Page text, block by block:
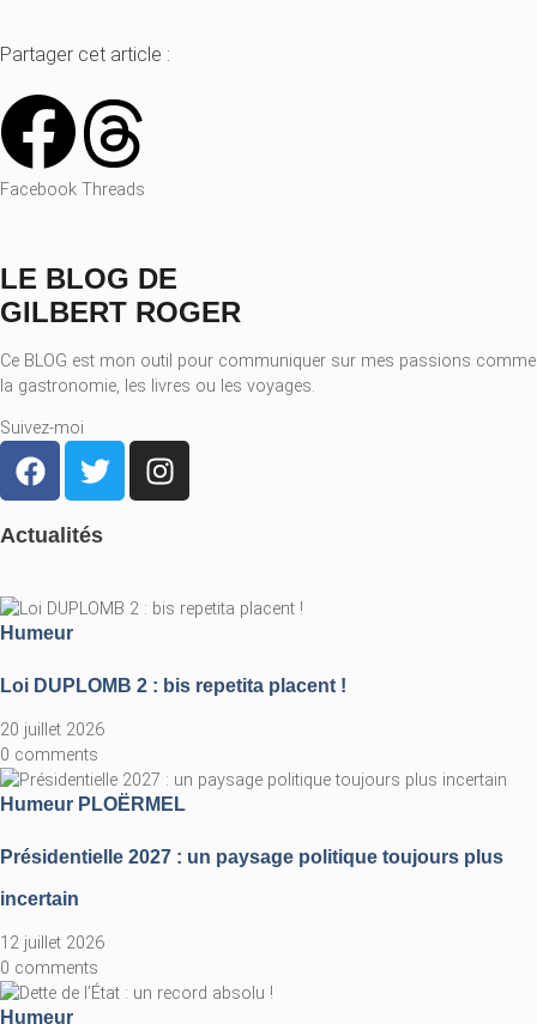
Partager cet article :
Facebook Threads
LE BLOG DE
GILBERT ROGER
Ce BLOG est mon outil pour communiquer sur mes passions comme
la gastronomie, les livres ou les voyages.
Suivez-moi
Actualités
Humeur
Loi DUPLOMB 2 : bis repetita placent !
20 juillet 2026
0 comments
Humeur PLOËRMEL
Présidentielle 2027 : un paysage politique toujours plus
incertain
12 juillet 2026
0 comments
Humeur